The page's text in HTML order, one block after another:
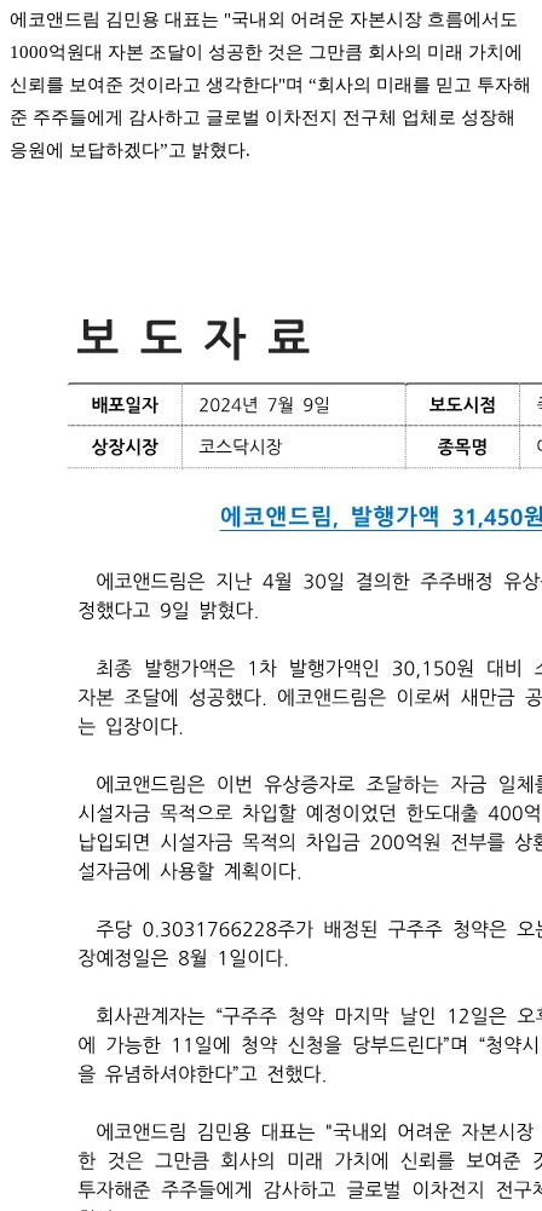
에코앤드림 김민용 대표는 "국내외 어려운 자본시장 흐름에서도
1000억원대 자본 조달이 성공한 것은 그만큼 회사의 미래 가치에
신뢰를 보여준 것이라고 생각한다"며 “회사의 미래를 믿고 투자해
준 주주들에게 감사하고 글로벌 이차전지 전구체 업체로 성장해
응원에 보답하겠다”고 밝혔다.